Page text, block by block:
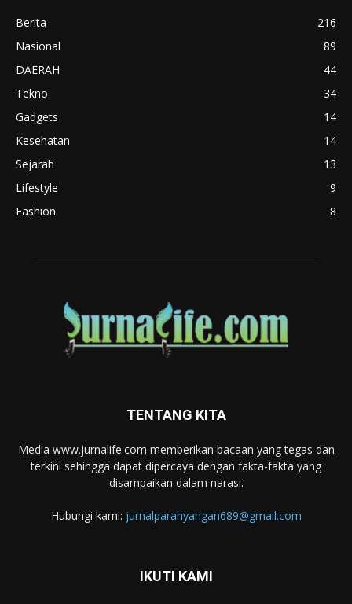
Berita
216
Nasional
89
DAERAH
44
Tekno
34
Gadgets
14
Kesehatan
14
Sejarah
13
Lifestyle
9
Fashion
8
TENTANG KITA
Media www.jurnalife.com memberikan bacaan yang tegas dan
terkini sehingga dapat dipercaya dengan fakta-fakta yang
disampaikan dalam narasi.
Hubungi kami: jurnalparahyangan689@gmail.com
IKUTI KAMI